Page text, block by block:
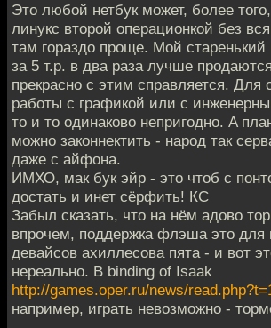
Это любой нетбук может, более
линукс второй операционкой без
там гораздо проще. Мой старенький
за 5 т.р. в два раза лучше
прекрасно с этим справляется. Для
работы с графикой или с
то и то одинаково непригодно. A
можно законнектить - народ так
даже с айфона.
ИМХО, мак бук эйр - это чтоб с
достать и инет сёрфить! КС
Забыл сказать, что на нём адово
впрочем, поддержка флэша это для
девайсов ахиллесова пята - и вот
нереально. В binding of Isaak
http://games.oper.ru/news/
например, играть невозможно -